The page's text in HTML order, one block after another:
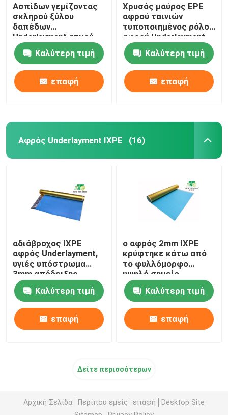
Ασπίδων γεμίζοντας
σκληρού ξύλου
δαπέδων
Underlayment ατμού
υπόστρωμα 3mm
αφρού εμποδίων
κόκκινο
Καλύτερη τιμή
επαφή
Χρυσός μαύρος EPE
αφρού ταινιών
τυποποιημένος ρόλος
αφρού Underlayment
20kg/cbm
Καλύτερη τιμή
επαφή
Αφρός Underlayment IXPE (16)
αδιάβροχος IXPE
αφρός Underlayment,
υγιές υπόστρωμα
3mm απόδειξης
33kg/m3 με τη χρυσή
ταινίαΚαλύτερη τιμή
επαφή
ο αφρός 2mm IXPE
κρύφτηκε κάτω από
το φυλλόμορφο
υψηλό σημείο
πολυτέλειας με τη
χρυσή ταινία
Καλύτερη τιμή
επαφή
Δείτε περισσότερων
Αρχική Σελίδα Περίπου εμείς επαφή
Desktop Site